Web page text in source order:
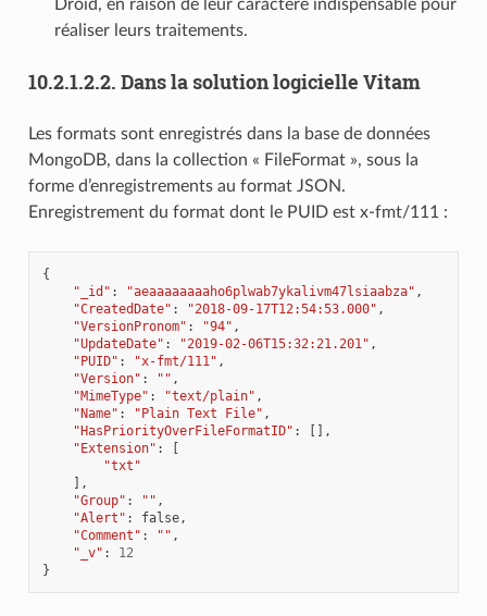
Droid, en raison de leur caractère indispensable pour
réaliser leurs traitements.
10.2.1.2.2. Dans la solution logicielle Vitam
Les formats sont enregistrés dans la base de données
MongoDB, dans la collection « FileFormat », sous la
forme d’enregistrements au format JSON.
Enregistrement du format dont le PUID est x-fmt/111 :
{
"_id" : "aeaaaaaaaaho6plwab7ykalivm47lsiaabza" ,
"CreatedDate" : "2018-09-17T12:54:53.000" ,
"VersionPronom" : "94" ,
"UpdateDate" : "2019-02-06T15:32:21.201" ,
"PUID" : "x-fmt/111" ,
"Version" : "" ,
"MimeType" : "text/plain" ,
"Name" : "Plain Text File" ,
"HasPriorityOverFileFormatID" :
[],
"Extension" :
[
"txt"
],
"Group" : "" ,
"Alert" : false,
"Comment" : "" ,
"_v" :
12
}